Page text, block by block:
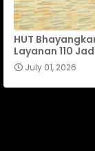
HUT
Layanan 110
July 01, 2026